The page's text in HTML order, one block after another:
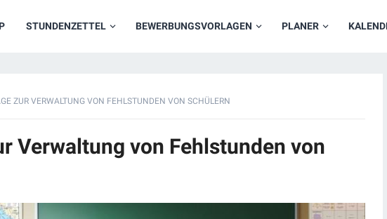
STUNDENZETTEL BEWERBUNGSVORLAGEN PLANER
ZUR VERWALTUNG VON FEHLSTUNDEN VON SCHÜLERN
Verwaltung von Fehlstunden von